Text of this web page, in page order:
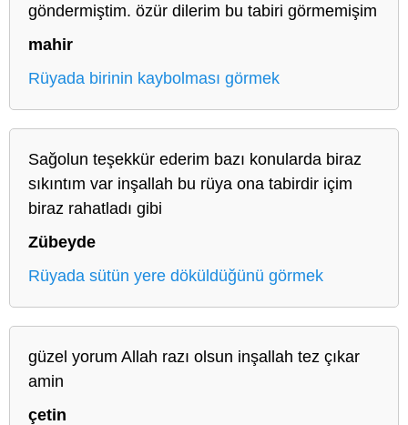
göndermiştim. özür dilerim bu tabiri görmemişim
mahir
Rüyada birinin kaybolması görmek
Sağolun teşekkür ederim bazı konularda biraz
sıkıntım var inşallah bu rüya ona tabirdir içim
biraz rahatladı gibi
Zübeyde
Rüyada sütün yere döküldüğünü görmek
güzel yorum Allah razı olsun inşallah tez çıkar
amin
çetin